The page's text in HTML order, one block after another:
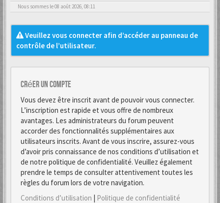
Nous sommes le 08 août 2026, 08:11
Veuillez vous connecter afin d’accéder au panneau de
contrôle de l’utilisateur.
Créer un Compte
Vous devez être inscrit avant de pouvoir vous connecter.
L’inscription est rapide et vous offre de nombreux
avantages. Les administrateurs du forum peuvent
accorder des fonctionnalités supplémentaires aux
utilisateurs inscrits. Avant de vous inscrire, assurez-vous
d’avoir pris connaissance de nos conditions d’utilisation et
de notre politique de confidentialité. Veuillez également
prendre le temps de consulter attentivement toutes les
règles du forum lors de votre navigation.
Conditions d’utilisation | Politique de confidentialité